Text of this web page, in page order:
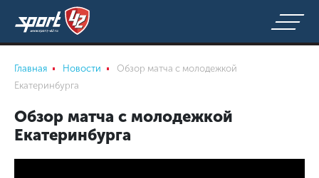
Главная Новости
Обзор матча с молодежкой
Екатеринбурга
Обзор матча с молодежкой
Екатеринбурга